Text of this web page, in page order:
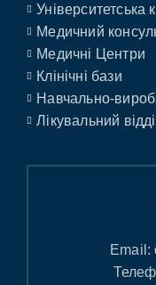
Університетська
Медичний
Медичні Центри
Клінічні бази
Навчально-
Лікувальний
Email: